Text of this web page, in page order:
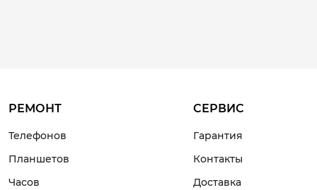
РЕМОНТ
Телефонов
Планшетов
Часов
СЕРВИС
Гарантия
Контакты
Доставка